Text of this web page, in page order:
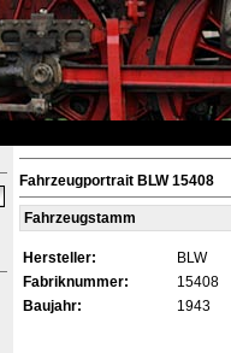
Fahrzeugportrait BLW 15408
Fahrzeugstamm
Hersteller: BLW
Fabriknummer:
15408
Baujahr:
1943